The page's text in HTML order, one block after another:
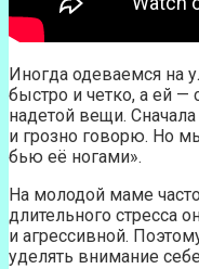
Иногда одеваемся на
быстро и четко, а ей —
надетой вещи.
и грозно говорю. Но
бью её ногами».
На молодой маме
длительного стресса
и агрессивной.
уделять внимание